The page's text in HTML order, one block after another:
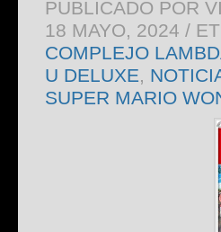
PUBLICADO POR
18 MAYO, 2024 /
COMPLEJO
U DELUXE
SUPER MARIO